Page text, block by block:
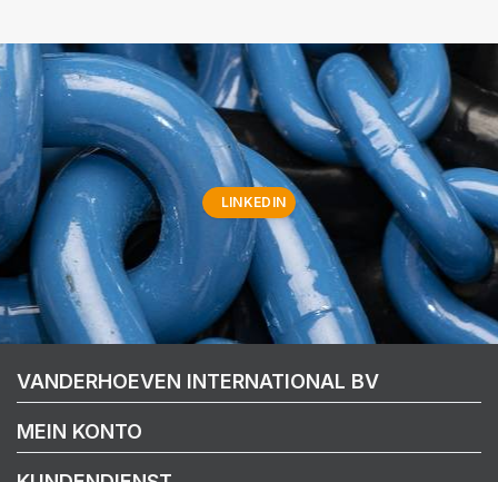
LINKEDIN
VANDERHOEVEN INTERNATIONAL BV
MEIN KONTO